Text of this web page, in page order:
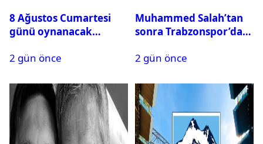
8 Ağustos Cumartesi
günü oynanacak
2 gün önce
Muhammed Salah’tan
sonra Trabzonspor’dan
2 gün önce